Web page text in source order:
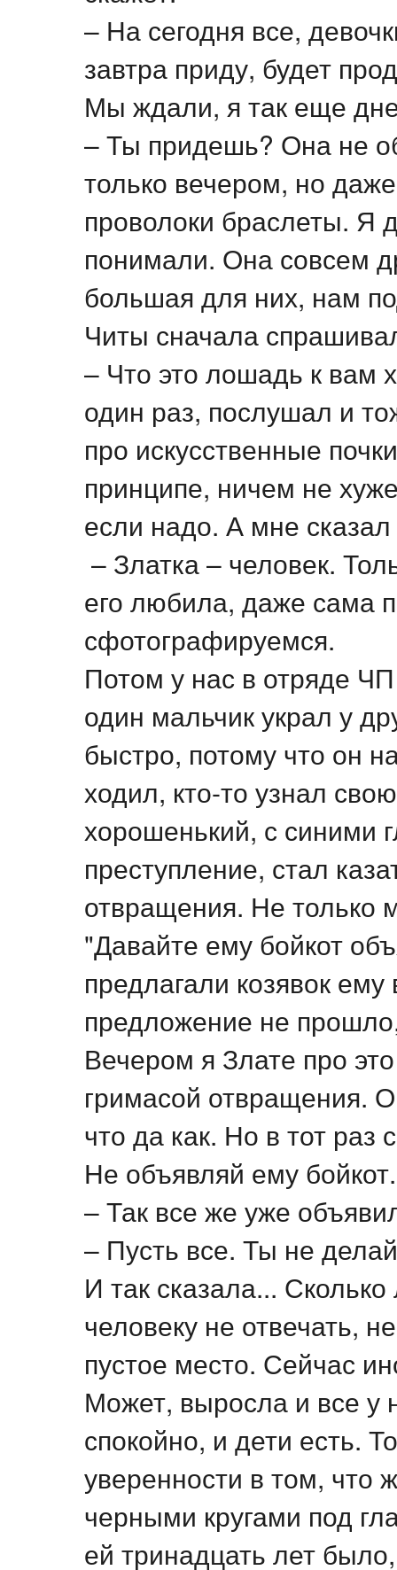
– На сегодня все,
завтра приду, будет
Мы ждали, я так еще
– Ты придешь? Она не
только вечером, но
проволоки браслеты. Я
понимали. Она совсем
большая для них, нам
Читы сначала
– Что это лошадь к вам
один раз, послушал и
про искусственные
принципе, ничем не
если надо. А мне
– Златка – человек.
его любила, даже сама
сфотографируемся.
Потом у нас в отряде
один мальчик украл у
быстро, потому что он
ходил, кто-то узнал
хорошенький, с синими
преступление, стал
отвращения. Не только
"Давайте ему бойкот
предлагали козявок
предложение не
Вечером я Злате про
гримасой отвращения.
что да как. Но в тот раз
Не объявляй ему бойкот.
– Так все же уже
– Пусть все. Ты не
И так сказала...
человеку не отвечать,
пустое место. Сейчас
Может, выросла и все у
спокойно, и дети есть.
уверенности в том, что
черными кругами под
ей тринадцать лет